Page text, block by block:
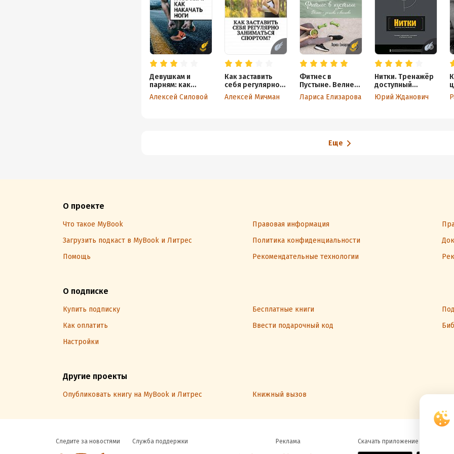
Девушкам и
парням: как
накачать ноги
Алексей Силовой
Как заставить
себя регулярно
заниматься
спортом?
Алексей Мичман
Фитнес в
Пустыне. Велнес-
записки с востока
Лариса Елизарова
Нитки. Тренажёр
доступный
каждому
Юрий Жданович
Еще
О проекте
Что такое MyBook Правовая информация
Загрузить подкаст в MyBook и Литрес
Политика конфиденциальности
Помощь
Рекомендательные технологии
О подписке
Купить подписку Бесплатные книги
Как оплатить
Ввести подарочный код
Настройки
Другие проекты
Опубликовать книгу на MyBook и Литрес Книжный вызов
Следите за новостями Служба поддержки Реклама Скачать приложение